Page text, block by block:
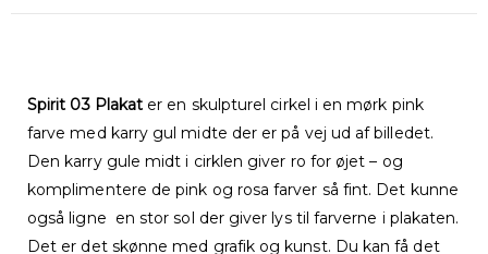
Spirit 03 Plakat er en skulpturel cirkel i en mørk pink
farve med karry gul midte der er på vej ud af billedet.
Den karry gule midt i cirklen giver ro for øjet – og
komplimentere de pink og rosa farver så fint. Det kunne
også ligne en stor sol der giver lys til farverne i plakaten.
Det er det skønne med grafik og kunst. Du kan få det